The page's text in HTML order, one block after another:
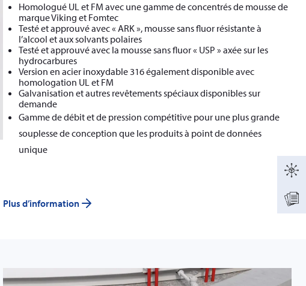
Homologué UL et FM avec une gamme de concentrés de mousse de
marque Viking et Fomtec
Testé et approuvé avec « ARK », mousse sans fluor résistante à
l’alcool et aux solvants polaires
Testé et approuvé avec la mousse sans fluor « USP » axée sur les
hydrocarbures
Version en acier inoxydable 316 également disponible avec
homologation UL et FM
Galvanisation et autres revêtements spéciaux disponibles sur
demande
Gamme de débit et de pression compétitive pour une plus grande
souplesse de conception que les produits à point de données
unique
Plus d’information